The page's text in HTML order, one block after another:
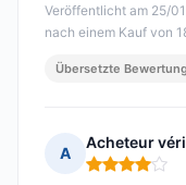
Veröffentlicht am 25/
nach einem Kauf von
Übersetzte
A
Acheteur
Hinweis: 4